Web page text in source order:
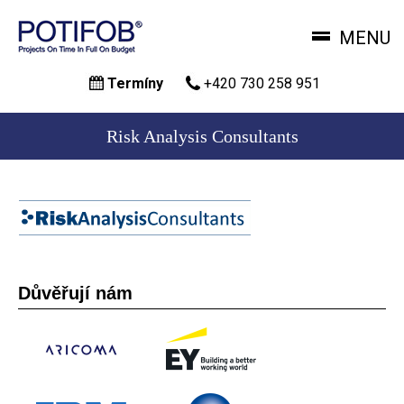
hlavnímu
MENU
Termíny +420 730 258 951
Risk Analysis Consultants
Důvěřují nám